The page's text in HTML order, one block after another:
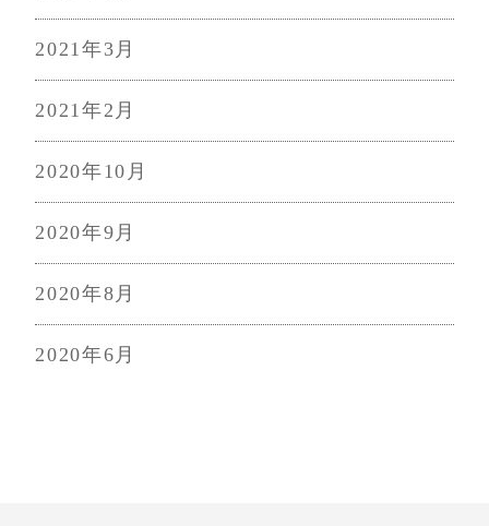
2021年3月
2021年2月
2020年10月
2020年9月
2020年8月
2020年6月